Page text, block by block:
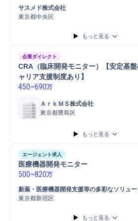
バリューアップ/モニタリング
臨床開発プロジェクト
臨床試験 リーダー プロジェ
サスメド株式会社
東京都中央区
もっと見る
企業ダイレクト
CRA（臨床開発モニター）【安定基
ャリア支援制度あり】
450~690万
ＡｒｋＭＳ株式会社
東京都豊島区
もっと見る
エージェント求人
医療機器開発モニター
500~820万
新薬・医療機器開発支援等の多彩なソリュー
ンを提供し、医療・ヘルスケア産業の発展に
東京都新宿区
もっと見る